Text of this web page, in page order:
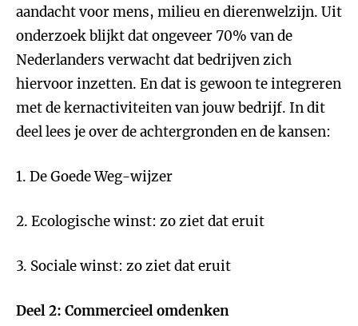
aandacht voor mens, milieu en dierenwelzijn. Uit
onderzoek blijkt dat ongeveer 70% van de
Nederlanders verwacht dat bedrijven zich
hiervoor inzetten. En dat is gewoon te integreren
met de kernactiviteiten van jouw bedrijf. In dit
deel lees je over de achtergronden en de kansen:
1. De Goede Weg-wijzer
2. Ecologische winst: zo ziet dat eruit
3. Sociale winst: zo ziet dat eruit
Deel 2: Commercieel omdenken